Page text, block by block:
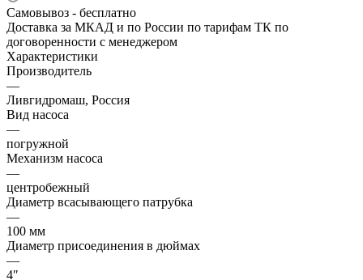
Самовывоз - бесплатно
Доставка за МКАД и по России по тарифам ТК по
договоренности с менеджером
Характеристики
Производитель
—
Ливгидромаш, Россия
Вид насоса
—
погружной
Механизм насоса
—
центробежный
Диаметр всасывающего патрубка
—
100 мм
Диаметр присоединения в дюймах
—
4″